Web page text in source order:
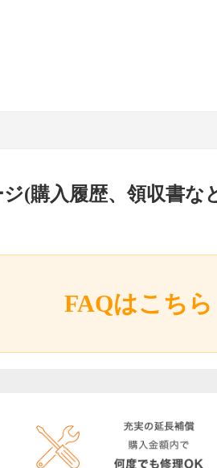
(購入履歴、領収書な
FAQはこちら